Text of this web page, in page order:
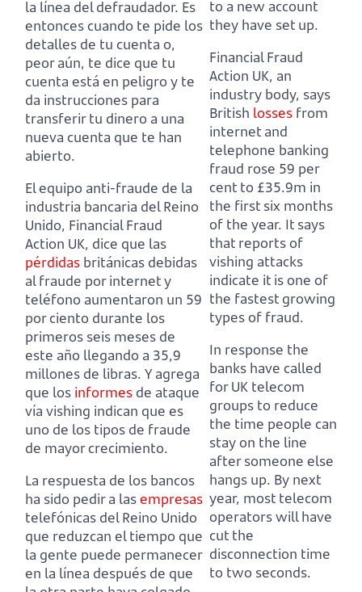
la línea del defraudador. Es
entonces cuando te pide los
detalles de tu cuenta o,
peor aún, te dice que tu
cuenta está en peligro y te
da instrucciones para
transferir tu dinero a una
nueva cuenta que te han
abierto.
El equipo anti-fraude de la
industria bancaria del Reino
Unido, Financial Fraud
Action UK, dice que las
pérdidas británicas debidas
al fraude por internet y
teléfono aumentaron un 59
por ciento durante los
primeros seis meses de
este año llegando a 35,9
millones de libras. Y agrega
que los informes de ataque
vía vishing indican que es
uno de los tipos de fraude
de mayor crecimiento.
La respuesta de los bancos
ha sido pedir a lasempresas
telefónicas del Reino Unido
que reduzcan el tiempo que
la gente puede permanecer
en la línea después de que
to a new account
they have set up.
Financial Fraud
Action UK, an
industry body, says
British losses from
internet and
telephone banking
fraud rose 59 per
cent to £35.9m in
the first six months
of the year. It says
that reports of
vishing attacks
indicate it is one of
the fastest growing
types of fraud.
In response the
banks have called
for UK telecom
groups to reduce
the time people can
stay on the line
after someone else
hangs up. By next
year, most telecom
operators will have
cut the
disconnection time
to two seconds.